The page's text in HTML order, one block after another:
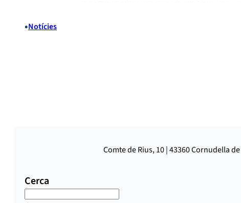
•Notícies
Comte de Rius, 10 | 43360 Cornudella
Cerca